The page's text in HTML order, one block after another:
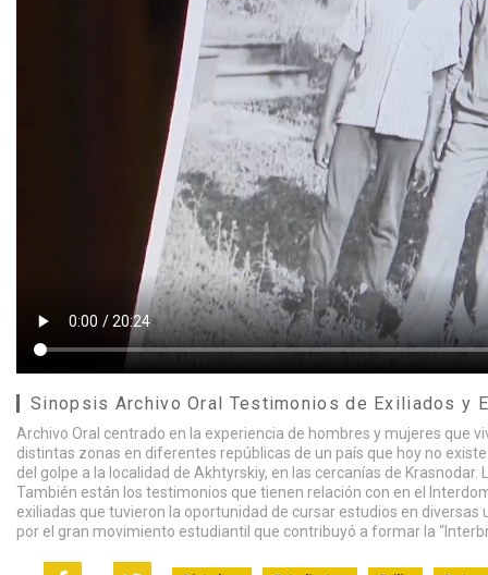
Sinopsis Archivo Oral Testimonios de Exiliados y
Archivo Oral centrado en la experiencia de hombres y mujeres que
distintas zonas en diferentes repúblicas de un país que hoy no
del golpe a la localidad de Akhtyrskiy, en las cercanías de
También están los testimonios que tienen relación con en el
exiliadas que tuvieron la oportunidad de cursar estudios en
por el gran movimiento estudiantil que contribuyó a formar la